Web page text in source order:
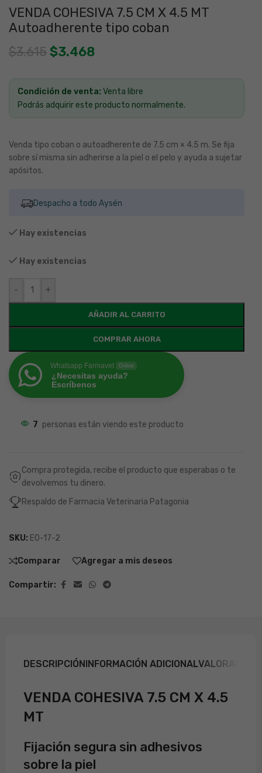
VENDA COHESIVA 7.5 CM X 4.5 MT
Autoadherente tipo coban
$3.615$3.468
Condición de venta: Venta libre
Podrás adquirir este producto normalmente.
Venda tipo coban o autoadherente de 7.5 cm × 4.5 m. Se fija
sobre sí misma sin adherirse a la piel o el pelo y ayuda a sujetar
apósitos.
Despacho a todo Aysén
Hay existencias
Hay existencias
- +
AÑADIR AL CARRITO
COMPRAR AHORA
Whatsapp Farmavet Online
¿Necesitas ayuda?
Escríbenos
7 personas están viendo este producto
Compra protegida, recibe el producto que esperabas o te
devolvemos tu dinero.
Respaldo de Farmacia Veterinaria Patagonia
SKU: EO-17-2
Comparar Agregar a mis deseos
Compartir:
DESCRIPCIÓNINFORMACIÓN ADICIONAL
VENDA COHESIVA 7.5 CM X 4.5
MT
Fijación segura sin adhesivos
sobre la piel